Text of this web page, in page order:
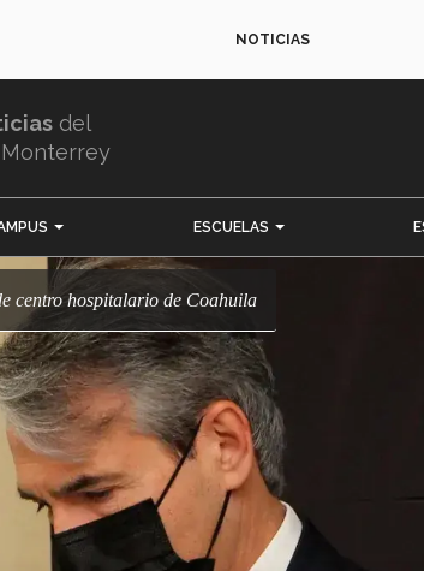
NOTICIAS
del
ESCUELAS
centro hospitalario de Coahuila